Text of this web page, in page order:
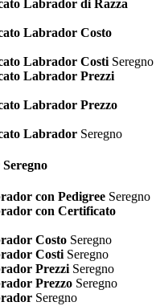
Labrador di Razza
Labrador Costo
Labrador Costi Seregno
Labrador Prezzi
Labrador Prezzo
Labrador Seregno
con Pedigree Seregno
con Certificato
Costo Seregno
Costi Seregno
Prezzi Seregno
Prezzo Seregno
Seregno